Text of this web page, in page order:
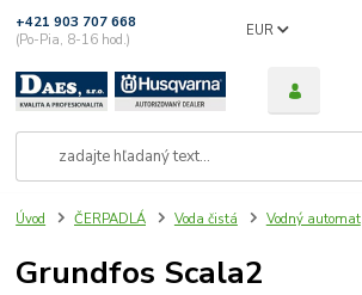
EUR
+421 903 707 668
(Po-Pia, 8-16 hod.)
Úvod ČERPADLÁ Voda čistá Vodný automat
Grundfos Scala2